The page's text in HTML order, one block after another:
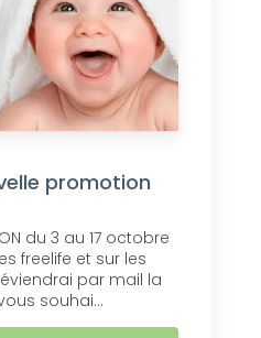
promotion
du 3 au 17 octobre
freelife et sur les
par mail la
souhai...